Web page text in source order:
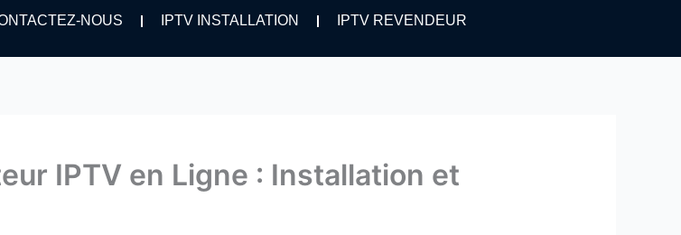
NOUS IPTV INSTALLATION IPTV REVENDEUR
IPTV en Ligne : Installation et